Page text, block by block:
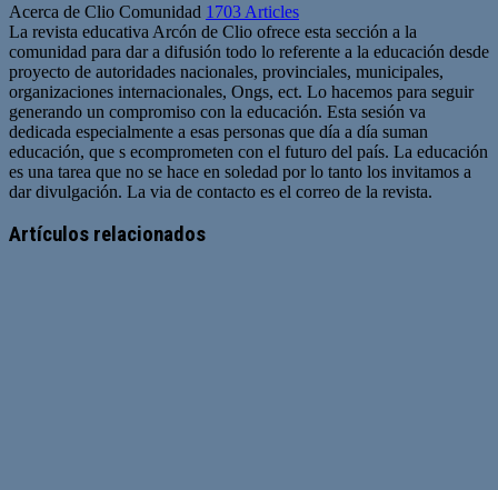
Acerca de Clio Comunidad 1703 Articles
La revista educativa Arcón de Clio ofrece esta sección a la
comunidad para dar a difusión todo lo referente a la educación desde
proyecto de autoridades nacionales, provinciales, municipales,
organizaciones internacionales, Ongs, ect. Lo hacemos para seguir
generando un compromiso con la educación. Esta sesión va
dedicada especialmente a esas personas que día a día suman
educación, que s ecomprometen con el futuro del país. La educación
es una tarea que no se hace en soledad por lo tanto los invitamos a
dar divulgación. La via de contacto es el correo de la revista.
web
Artículos relacionados